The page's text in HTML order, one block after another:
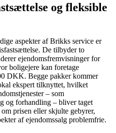
og fleksible
aspekter af Brikks service er
De tilbyder to
ejendomsfremvisninger for
boligejere kan foretage
DKK. Begge pakker kommer
ekspert tilknyttet, hvilket
– som
og forhandling – bliver taget
prisen eller skjulte gebyrer,
af ejendomssalg problemfrie.